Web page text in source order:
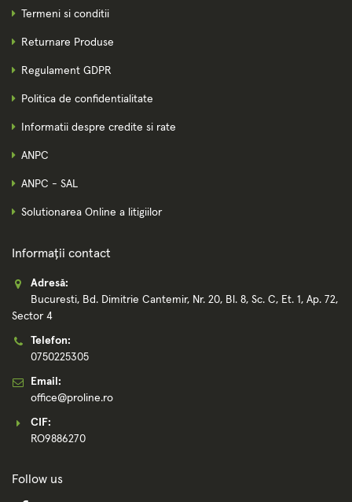
Termeni si conditii
Returnare Produse
Regulament GDPR
Politica de confidentialitate
Informatii despre credite si rate
ANPC
ANPC - SAL
Solutionarea Online a litigiilor
Informații contact
Adresă:
Bucuresti, Bd. Dimitrie Cantemir, Nr. 20, Bl. 8, Sc. C, Et. 1, Ap. 72,
Sector 4
Telefon:
0750225305
Email:
office@proline.ro
CIF:
RO9886270
Follow us